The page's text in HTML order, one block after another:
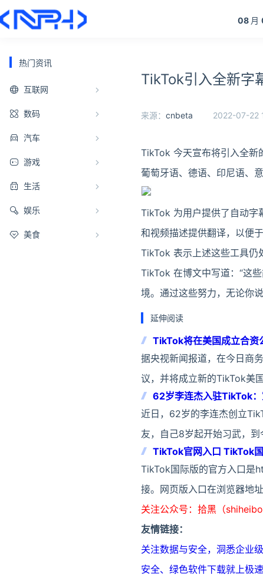
08 月
热门资讯
互联网
数码
汽车
游戏
生活
娱乐
美食
TikTok引入全新字
来源： cnbeta 2022-07-22
TikTok 今天宣布将引入全新
葡萄牙语、德语、印尼语、
TikTok 为用户提供了自动字
和视频描述提供翻译，以便
TikTok 表示上述这些工具仍
TikTok 在博文中写道：“这
境。通过这些努力，无论你
延伸阅读
TikTok将在美国成立合资
据央视新闻报道，在今日商
议，并将成立新的TikTok美
62岁李连杰入驻TikTok
近日，62岁的李连杰创立
友，自己8岁起开始习武，
TikTok官网入口 TikTok
TikTok国际版的官方入口是
接。网页版入口在浏览器地
关注公众号：拾黑（
友情链接：
关注数据与安全，洞悉企
安全、绿色软件下载就上